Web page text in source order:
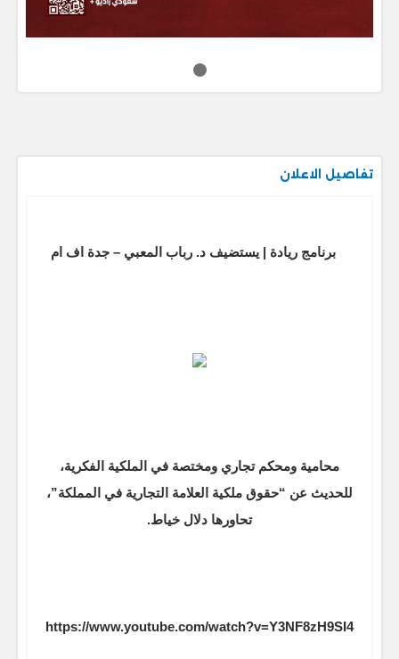
تفاصيل الاعلان
برنامج ريادة | يستضيف د. رباب المعبي – جدة اف ام
محامية ومحكم تجاري ومختصة في الملكية الفكرية،
للحديث عن “حقوق ملكية العلامة التجارية في المملكة”،
تحاورها دلال خياط.
https://www.youtube.com/watch?v=Y3NF8zH9SI4